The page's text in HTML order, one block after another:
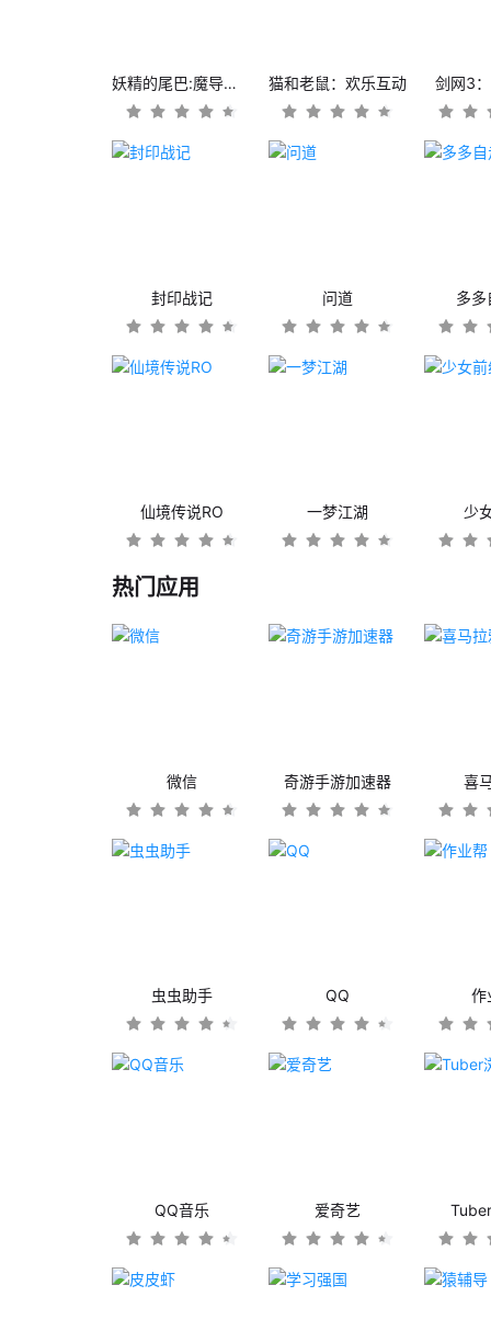
妖精的尾巴:魔导少年 猫和老鼠：欢乐互动 剑网3
封印战记 问道 多多
仙境传说RO 一梦江湖 少
热门应用
微信 奇游手游加速器 喜
虫虫助手 QQ 作
QQ音乐 爱奇艺